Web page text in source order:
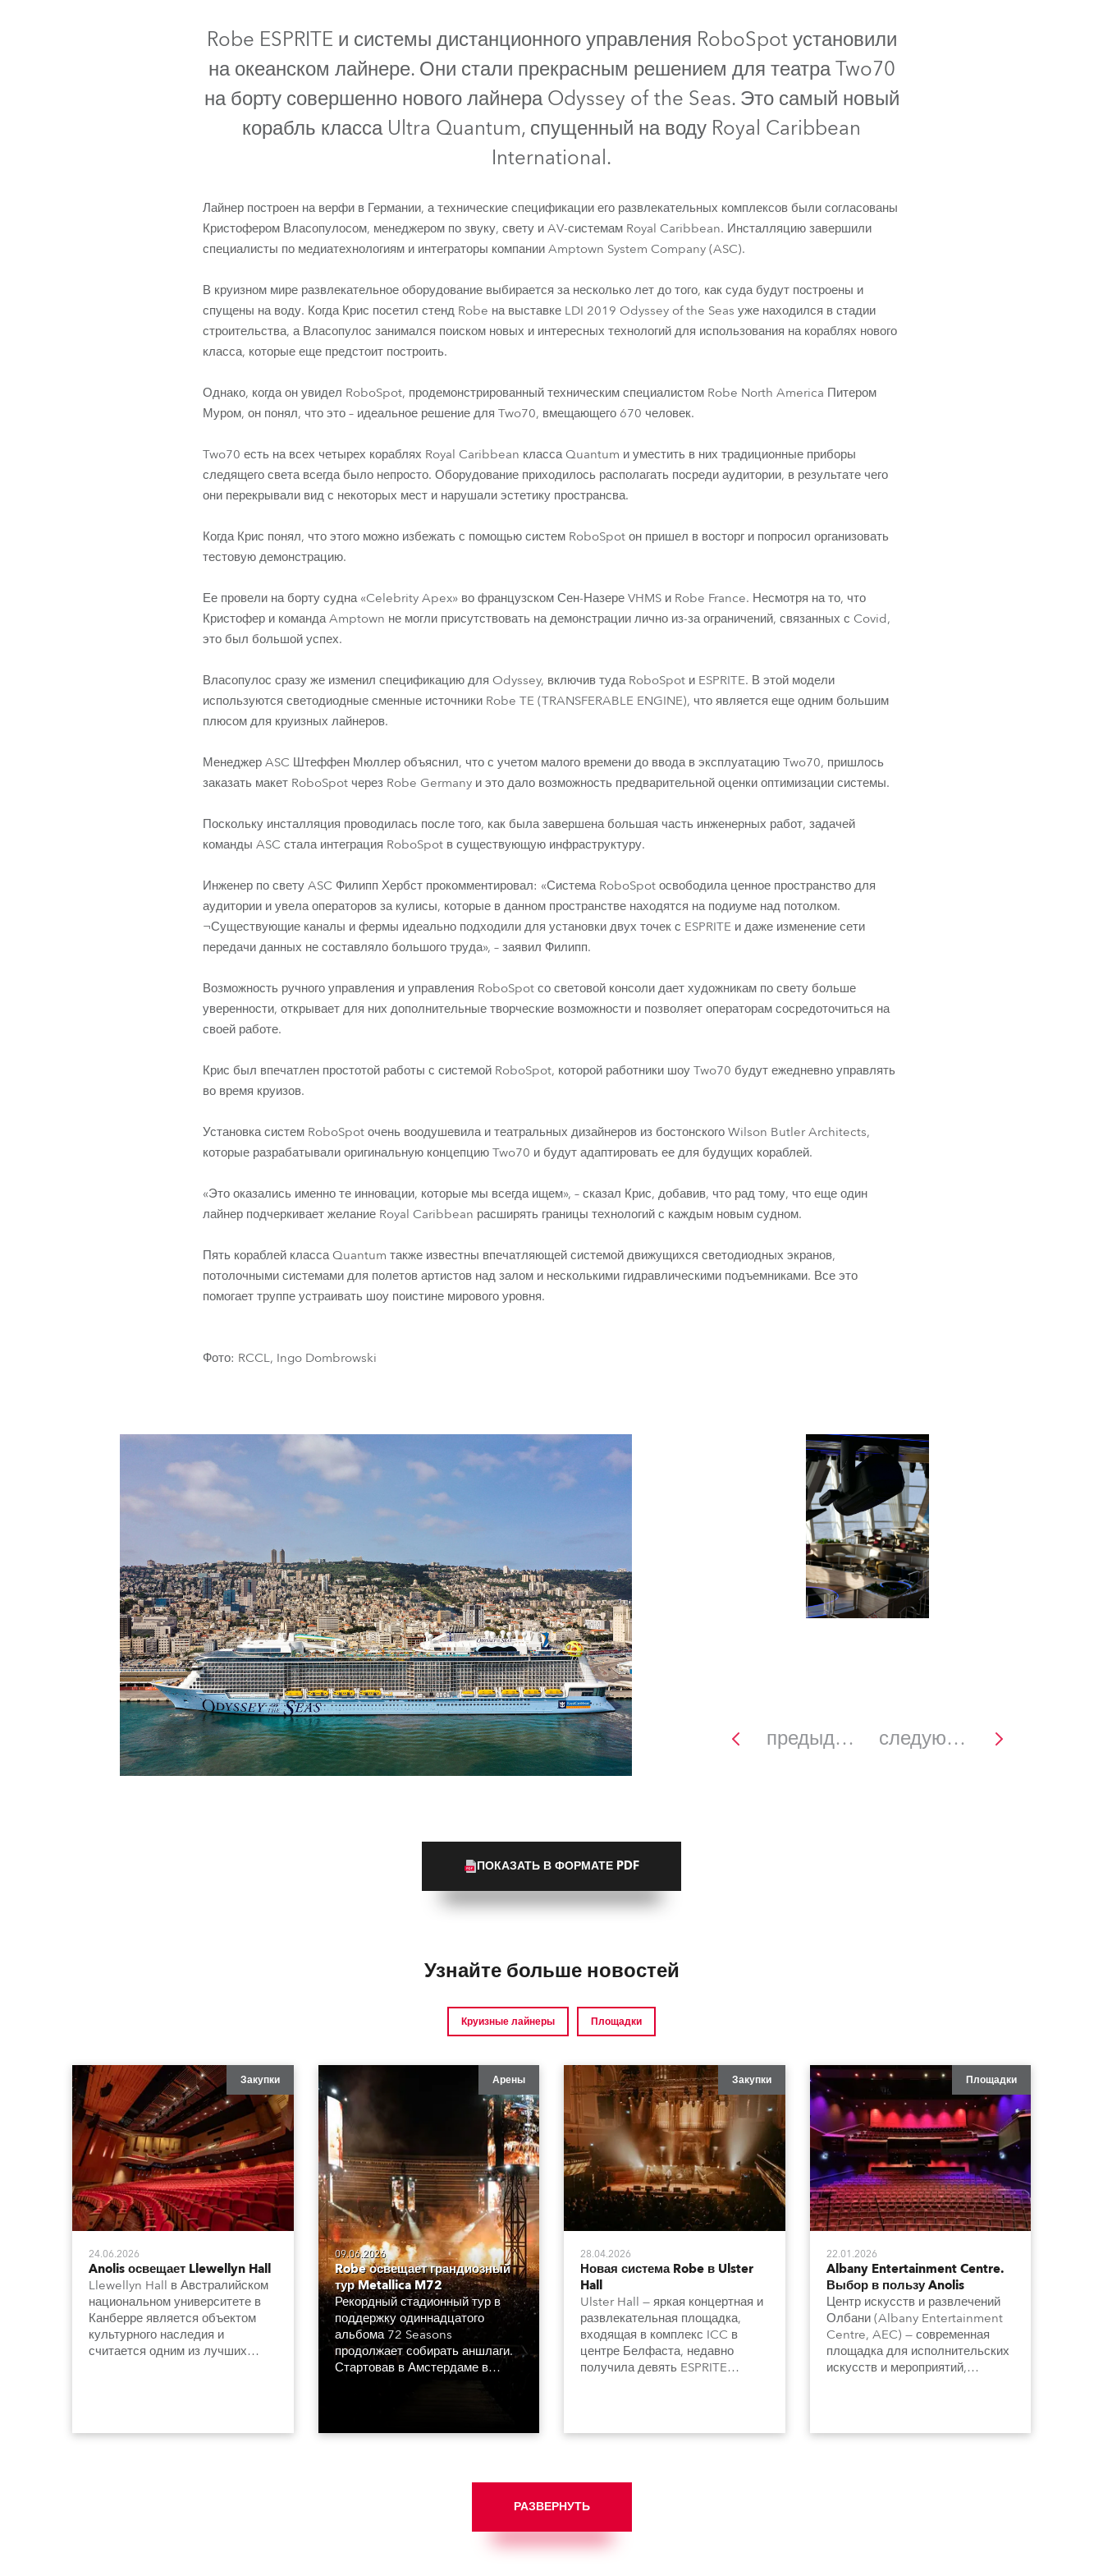
Robe Maritime
Czech and Slovak Republic
Торговые представители
Европа
Латинская Америка
Развитие бизнеса
ESPRITE® FS RoboSpot™
Robe ESPRITE и системы дистанционного управления RoboSpot установили
на океанском лайнере. Они стали прекрасным решением для театра Two70
на борту совершенно нового лайнера Odyssey of the Seas. Это самый новый
корабль класса Ultra Quantum, спущенный на воду Royal Caribbean
International.
Лайнер построен на верфи в Германии, а технические спецификации его развлекательных комплексов были согласованы
Кристофером Власопулосом, менеджером по звуку, свету и AV-системам Royal Caribbean. Инсталляцию завершили
специалисты по медиатехнологиям и интеграторы компании Amptown System Company (ASC).
В круизном мире развлекательное оборудование выбирается за несколько лет до того, как суда будут построены и
спущены на воду. Когда Крис посетил стенд Robe на выставке LDI 2019 Odyssey of the Seas уже находился в стадии
строительства, а Власопулос занимался поиском новых и интересных технологий для использования на кораблях нового
класса, которые еще предстоит построить.
Однако, когда он увидел RoboSpot, продемонстрированный техническим специалистом Robe North America Питером
Муром, он понял, что это – идеальное решение для Two70, вмещающего 670 человек.
Two70 есть на всех четырех кораблях Royal Caribbean класса Quantum и уместить в них традиционные приборы
следящего света всегда было непросто. Оборудование приходилось располагать посреди аудитории, в результате чего
они перекрывали вид с некоторых мест и нарушали эстетику пространсва.
Когда Крис понял, что этого можно избежать с помощью систем RoboSpot он пришел в восторг и попросил организовать
тестовую демонстрацию.
Ее провели на борту судна «Celebrity Apex» во французском Сен-Назере VHMS и Robe France. Несмотря на то, что
Кристофер и команда Amptown не могли присутствовать на демонстрации лично из-за ограничений, связанных с Covid,
это был большой успех.
Власопулос сразу же изменил спецификацию для Odyssey, включив туда RoboSpot и ESPRITE. В этой модели
используются светодиодные сменные источники Robe TE (TRANSFERABLE ENGINE), что является еще одним большим
плюсом для круизных лайнеров.
Менеджер ASC Штеффен Мюллер объяснил, что с учетом малого времени до ввода в эксплуатацию Two70, пришлось
заказать макет RoboSpot через Robe Germany и это дало возможность предварительной оценки оптимизации системы.
Поскольку инсталляция проводилась после того, как была завершена большая часть инженерных работ, задачей
команды ASC стала интеграция RoboSpot в существующую инфраструктуру.
Инженер по свету ASC Филипп Хербст прокомментировал: «Система RoboSpot освободила ценное пространство для
аудитории и увела операторов за кулисы, которые в данном пространстве находятся на подиуме над потолком.
¬Существующие каналы и фермы идеально подходили для установки двух точек с ESPRITE и даже изменение сети
передачи данных не составляло большого труда», – заявил Филипп.
Возможность ручного управления и управления RoboSpot со световой консоли дает художникам по свету больше
уверенности, открывает для них дополнительные творческие возможности и позволяет операторам сосредоточиться на
своей работе.
Крис был впечатлен простотой работы с системой RoboSpot, которой работники шоу Two70 будут ежедневно управлять
во время круизов.
Установка систем RoboSpot очень воодушевила и театральных дизайнеров из бостонского Wilson Butler Architects,
которые разрабатывали оригинальную концепцию Two70 и будут адаптировать ее для будущих кораблей.
«Это оказались именно те инновации, которые мы всегда ищем», – сказал Крис, добавив, что рад тому, что еще один
лайнер подчеркивает желание Royal Caribbean расширять границы технологий с каждым новым судном.
Пять кораблей класса Quantum также известны впечатляющей системой движущихся светодиодных экранов,
потолочными системами для полетов артистов над залом и несколькими гидравлическими подъемниками. Все это
помогает труппе устраивать шоу поистине мирового уровня.
Фото: RCCL, Ingo Dombrowski
предыдущее следующее
ПОКАЗАТЬ В ФОРМАТЕ PDF
Узнайте больше новостей
Круизные лайнеры Площадки
Закупки
24.06.2026
Anolis освещает Llewellyn Hall
Llewellyn Hall в Австралийском
национальном университете в
Канберре является объектом
культурного наследия и
считается одним из лучших
сдержанно и элегантно
Арены
09.06.2026
Robe освещает грандиозный
тур Metallica M72
Рекордный стадионный тур в
поддержку одиннадцатого
альбома 72 Seasons
продолжает собирать аншлаги.
Стартовав в Амстердаме в
Закупки
28.04.2026
Новая система Robe в Ulster
Hall
Ulster Hall — яркая концертная и
развлекательная площадка,
входящая в комплекс ICC в
центре Белфаста, недавно
получила девять ESPRITE
Площадки
22.01.2026
Albany Entertainment Centre.
Выбор в пользу Anolis
Центр искусств и развлечений
Олбани (Albany Entertainment
Centre, AEC) — современная
площадка для исполнительских
искусств и мероприятий,
города Олбани в Западной
РАЗВЕРНУТЬ